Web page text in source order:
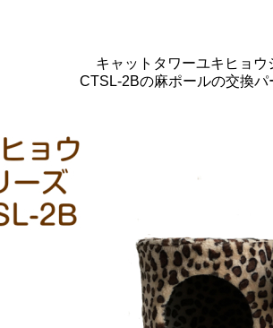
キャットタワーユキヒョウ
CTSL-2Bの麻ポールの交換パ